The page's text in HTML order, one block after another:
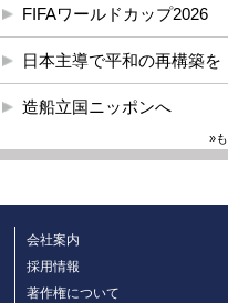
FIFAワールドカップ2026
日本主導で平和の再構築を
造船立国ニッポンへ
»
会社案内
採用情報
著作権について